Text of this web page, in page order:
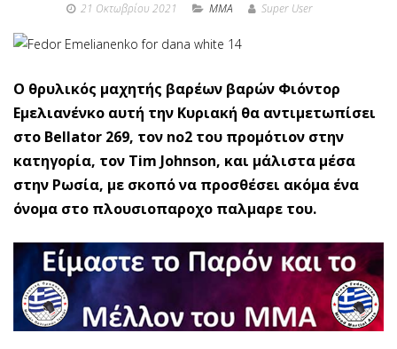
21 Οκτωβρίου 2021 MMA Super User
Ο θρυλικός μαχητής βαρέων βαρών Φιόντορ
Εμελιανένκο αυτή την Κυριακή θα αντιμετωπίσει
στο Bellator 269, τον no2 του προμότιον στην
κατηγορία, τον Tim Johnson, και μάλιστα μέσα
στην Ρωσία, με σκοπό να προσθέσει ακόμα ένα
όνομα στο πλουσιοπαροχο παλμαρε του.